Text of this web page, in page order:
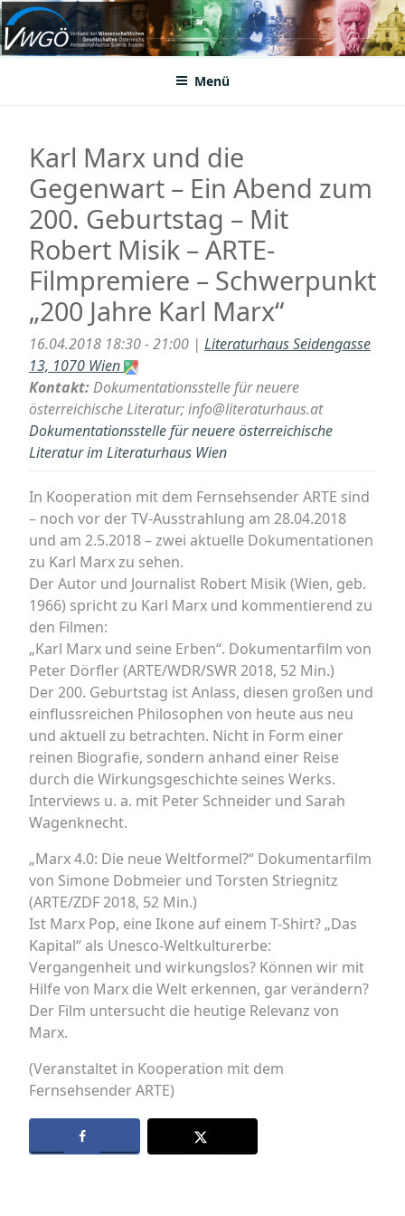
Zum
Inhalt
springenVWGÖ
Federation of Austrian Scientific Societies
Menü
Karl Marx und die
Gegenwart – Ein Abend zum
200. Geburtstag – Mit
Robert Misik – ARTE-
Filmpremiere – Schwerpunkt
„200 Jahre Karl Marx“
16.04.2018 18:30 - 21:00 | Literaturhaus Seidengasse
13, 1070 Wien
Kontakt:Dokumentationsstelle für neuere
österreichische Literatur; info@literaturhaus.at
Dokumentationsstelle für neuere österreichische
Literatur im Literaturhaus Wien
In Kooperation mit dem Fernsehsender ARTE sind
– noch vor der TV-Ausstrahlung am 28.04.2018
und am 2.5.2018 – zwei aktuelle Dokumentationen
zu Karl Marx zu sehen.
Der Autor und Journalist Robert Misik (Wien, geb.
1966) spricht zu Karl Marx und kommentierend zu
den Filmen:
„Karl Marx und seine Erben“. Dokumentarfilm von
Peter Dörfler (ARTE/WDR/SWR 2018, 52 Min.)
Der 200. Geburtstag ist Anlass, diesen großen und
einflussreichen Philosophen von heute aus neu
und aktuell zu betrachten. Nicht in Form einer
reinen Biografie, sondern anhand einer Reise
durch die Wirkungsgeschichte seines Werks.
Interviews u. a. mit Peter Schneider und Sarah
Wagenknecht.
„Marx 4.0: Die neue Weltformel?“ Dokumentarfilm
von Simone Dobmeier und Torsten Striegnitz
(ARTE/ZDF 2018, 52 Min.)
Ist Marx Pop, eine Ikone auf einem T-Shirt? „Das
Kapital“ als Unesco-Weltkulturerbe:
Vergangenheit und wirkungslos? Können wir mit
Hilfe von Marx die Welt erkennen, gar verändern?
Der Film untersucht die heutige Relevanz von
Marx.
(Veranstaltet in Kooperation mit dem
Fernsehsender ARTE)